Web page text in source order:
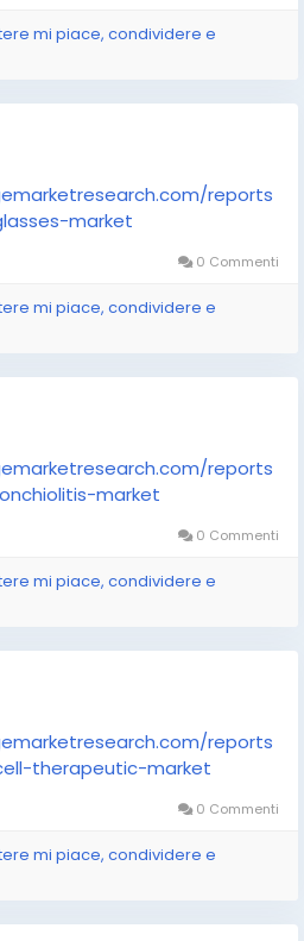
mi piace, condividere e
reports
market
0 Commenti
mi piace, condividere e
reports
market
0 Commenti
mi piace, condividere e
reports
therapeutic-market
0 Commenti
mi piace, condividere e